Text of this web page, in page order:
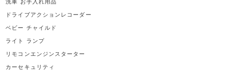
洗車 お手入れ用品
ドライブアクションレコーダー
ベビー チャイルド
ライト ランプ
リモコンエンジンスターター
カーセキュリティ